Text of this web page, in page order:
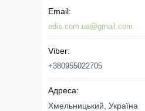
edis.com.ua@gmail.com
+380955022705
Хмельницький, Україна